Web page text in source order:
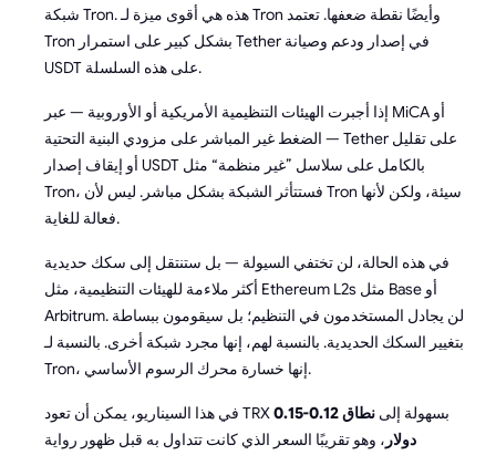
شبكة Tron. هذه هي أقوى ميزة لـ Tron وأيضًا نقطة ضعفها. تعتمد
Tron بشكل كبير على استمرار Tether في إصدار ودعم وصيانة
USDT على هذه السلسلة.
إذا أجبرت الهيئات التنظيمية الأمريكية أو الأوروبية — عبر MiCA أو
الضغط غير المباشر على مزودي البنية التحتية — Tether على تقليل
أو إيقاف إصدار USDT بالكامل على سلاسل ”غير منظمة“ مثل
Tron، فستتأثر الشبكة بشكل مباشر. ليس لأن Tron سيئة، ولكن لأنها
فعالة للغاية.
في هذه الحالة، لن تختفي السيولة — بل ستنتقل إلى سكك حديدية
أكثر ملاءمة للهيئات التنظيمية، مثل Ethereum L2s مثل Base أو
Arbitrum. لن يجادل المستخدمون في التنظيم؛ بل سيقومون ببساطة
بتغيير السكك الحديدية. بالنسبة لهم، إنها مجرد شبكة أخرى. بالنسبة لـ
Tron، إنها خسارة محرك الرسوم الأساسي.
في هذا السيناريو، يمكن أن تعود TRX بسهولة إلى
نطاق 0.12-0.15
دولار ، وهو تقريبًا السعر الذي كانت تتداول به قبل ظهور رواية